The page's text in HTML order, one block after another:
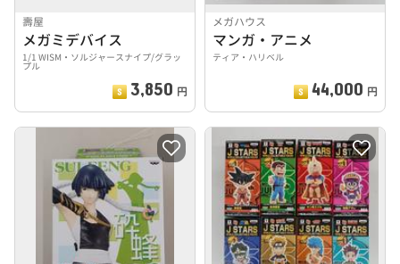
壽屋
メガミデバイス
1/1 WISM・ソルジャースナイプ/グラッ
プル
3,850 円
メガハウス
マンガ・アニメ
ティア・ハリベル
44,000 円